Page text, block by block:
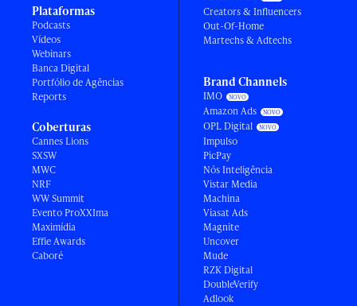
Plataformas
Podcasts
Vídeos
Webinars
Banca Digital
Portfólio de Agências
Reports
Coberturas
Cannes Lions
SXSW
MWC
NRF
WW Summit
Evento ProXXIma
Maximídia
Effie Awards
Caboré
Creators & Influencers
Out-Of-Home
Martechs & Adtechs
Brand Channels
IMO
Amazon Ads
OPL Digital
Impulso
PicPay
Nós Inteligência
Vistar Media
Machina
Viasat Ads
Magnite
Uncover
Mude
RZK Digital
DoubleVerify
Adlook